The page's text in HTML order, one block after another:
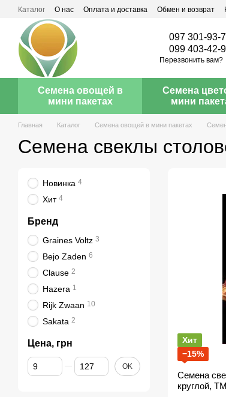
Перейти к основному контенту
Каталог О нас Оплата и доставка Обмен и возврат
097 301-93-
099 403-42-
Перезвонить вам?
Семена овощей в
мини пакетах
Семена
мини
Главная Каталог Семена овощей в мини пакетах
Семена свеклы
Хит
−15%
Семена
круглой,
Новинка 4
Хит 4
Бренд
Graines Voltz 3
Bejo Zaden 6
Clause 2
Hazera 1
Rijk Zwaan 10
Sakata 2
Цена, грн
От Цена, грн
До Цена, грн OK